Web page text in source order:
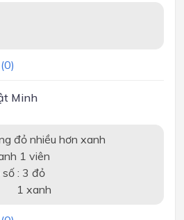
Minh
đỏ nhiều hơn xanh
1 viên
đỏ